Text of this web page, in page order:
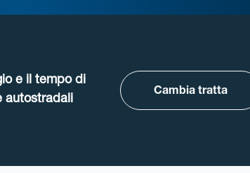
e il tempo di
autostradali
Cambia tratta